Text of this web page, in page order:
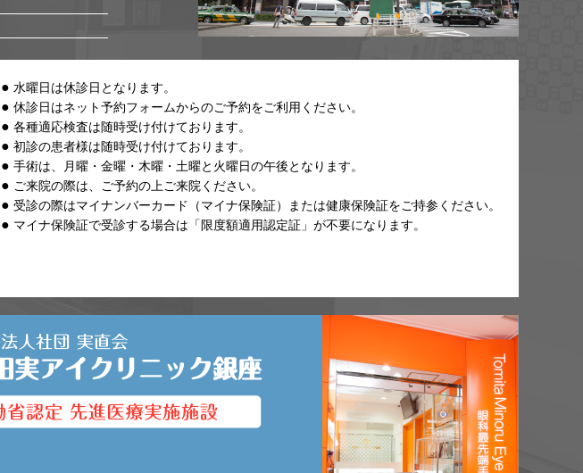
水曜日は休診日となります。
休診日はネット予約フォームからのご予約をご利用ください。
各種適応検査は随時受け付けております。
初診の患者様は随時受け付けております。
手術は、月曜・金曜・木曜・土曜と火曜日の午後となります。
ご来院の際は、ご予約の上ご来院ください。
受診の際はマイナンバーカード（マイナ保険証）または健康保険証をご持参ください。
マイナ保険証で受診する場合は「限度額適用認定証」が不要になります。